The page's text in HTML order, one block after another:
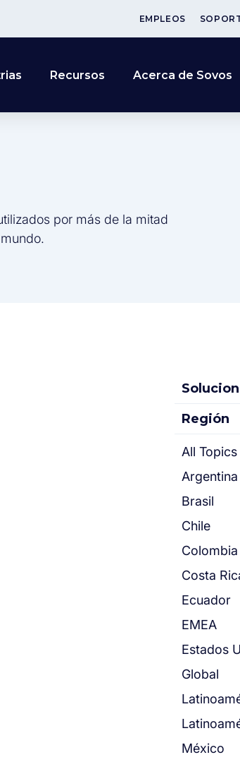
EMPLEOS
Recursos Acerca de Sovos
por más de la mitad
Región
All Topics
Argentina
Brasil
Chile
Colombia
Costa
Ecuador
EMEA
Estados
Global
México